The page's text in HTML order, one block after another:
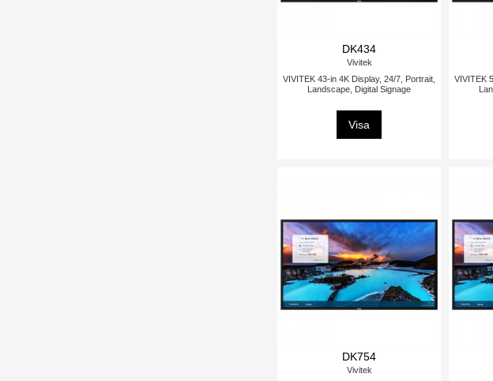
DK434
Vivitek
VIVITEK 43-in 4K Display, 24/7, Portrait,
Landscape, Digital Signage
Visa
VIVITEK
DK754
Vivitek